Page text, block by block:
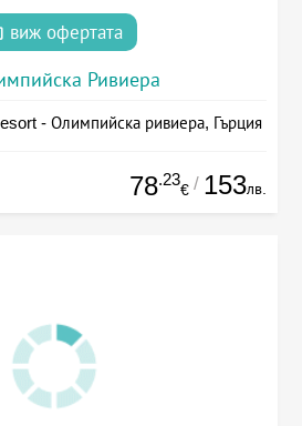
виж офертата
Ривиера
- Олимпийска ривиера, Гърция
78.23
€ / 153лв.